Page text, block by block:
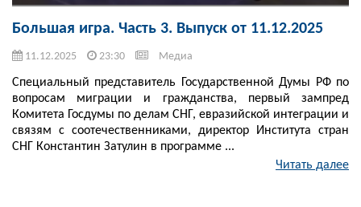
Большая игра. Часть 3. Выпуск от 11.12.2025
11.12.2025 23:30 Медиа
Специальный представитель Государственной Думы РФ по
вопросам миграции и гражданства, первый зампред
Комитета Госдумы по делам СНГ, евразийской интеграции и
связям с соотечественниками, директор Института стран
СНГ Константин Затулин в программе ...
Читать далее